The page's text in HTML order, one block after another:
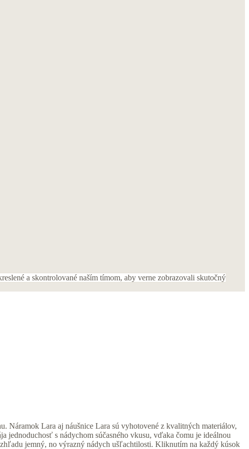
a skontrolované naším tímom, aby verne zobrazovali skutočný
Náramok Lara aj náušnice Lara sú vyhotovené z kvalitných materiálov,
jednoduchosť s nádychom súčasného vkusu, vďaka čomu je ideálnou
jemný, no výrazný nádych ušľachtilosti. Kliknutím na každý kúsok